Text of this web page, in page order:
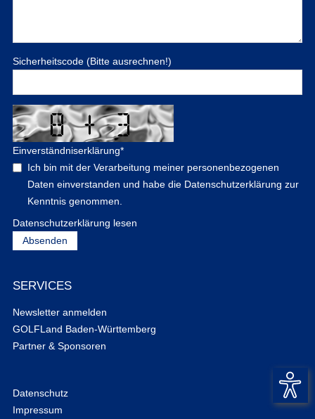
Sicherheitscode (Bitte ausrechnen!)
Einverständniserklärung*
Ich bin mit der Verarbeitung meiner personenbezogenen
Daten einverstanden und habe die Datenschutzerklärung zur
Kenntnis genommen.
Datenschutzerklärung lesen
SERVICES
Newsletter anmelden
GOLFLand Baden-Württemberg
Partner & Sponsoren
Datenschutz
Impressum